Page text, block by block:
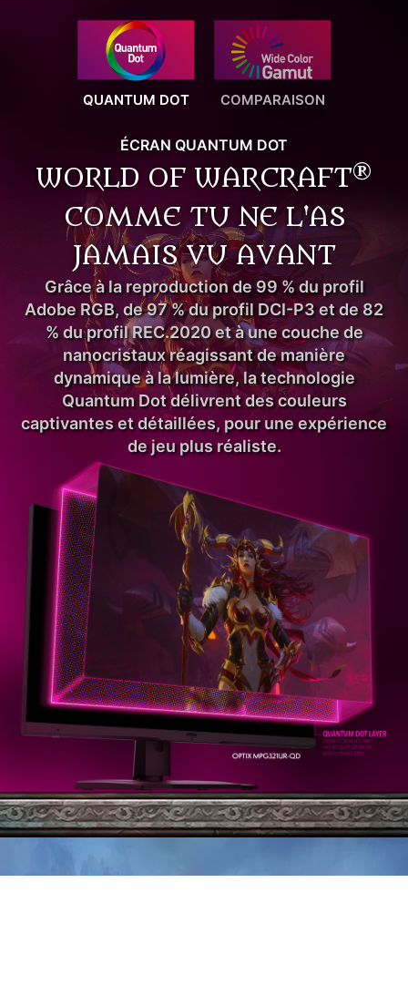
QUANTUM DOT COMPARAISON
ÉCRAN QUANTUM DOT
WORLD OF WARCRAFT®
COMME TU NE L'AS
JAMAIS VU AVANT
Grâce à la reproduction de 99 % du profil
Adobe RGB, de 97 % du profil DCI-P3 et de 82
% du profil REC.2020 et à une couche de
nanocristaux réagissant de manière
dynamique à la lumière, la technologie
Quantum Dot délivrent des couleurs
captivantes et détaillées, pour une expérience
de jeu plus réaliste.